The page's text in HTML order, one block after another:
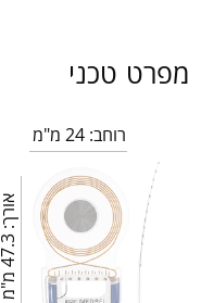
מפרט טכני
רוחב: 24 מ"מ
א
ו
ר
ך
:
4
7
.
3
מ
"
מ